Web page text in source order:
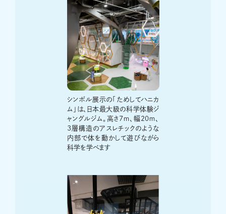
シンボル展示の「ためしてハニカ
ム」は、日本最大級の科学体験ジ
ャングルジム。高さ7ｍ、幅20ｍ、
3層構造のアスレチックのような
内部で体を動かして遊びながら
科学を学べます